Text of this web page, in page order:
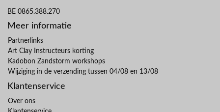
BE 0865.388.270
Meer informatie
Partnerlinks
Art Clay Instructeurs korting
Kadobon Zandstorm workshops
Wijziging in de verzending tussen 04/08 en 13/08
Klantenservice
Over ons